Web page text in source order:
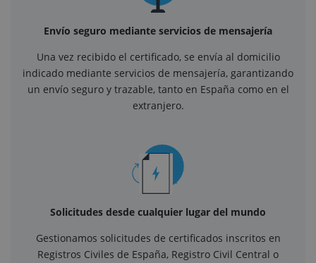
Envío seguro mediante servicios de mensajería
Una vez recibido el certificado, se envía al domicilio
indicado mediante servicios de mensajería, garantizando
un envío seguro y trazable, tanto en España como en el
extranjero.
Solicitudes desde cualquier lugar del mundo
Gestionamos solicitudes de certificados inscritos en
Registros Civiles de España, Registro Civil Central o